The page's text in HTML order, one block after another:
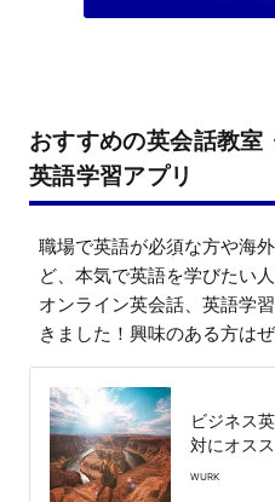
おすすめの英会話教室
英語学習アプリ
職場で英語が必須な方や海
ど、本気で英語を学びたい
オンライン英会話、英語学
きました！興味のある方は
ビジネス
対にオス
WURK